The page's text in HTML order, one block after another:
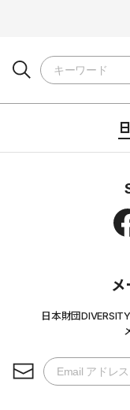
日本財団